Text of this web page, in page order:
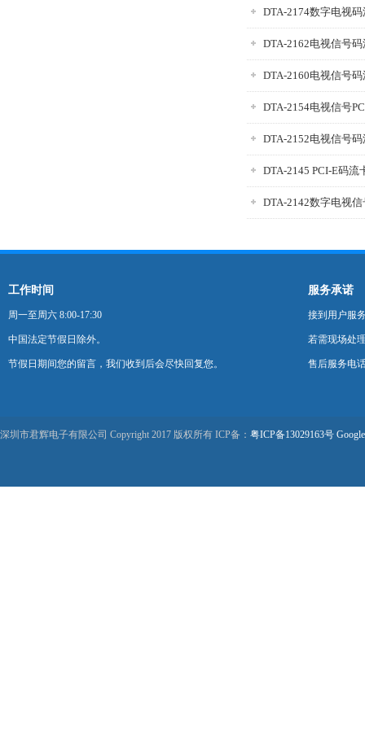
DTA-2174数字电视
DTA-2162电视信号
DTA-2160电视信号
DTA-2154电视信号
DTA-2152电视信号
DTA-2145 PCI-E码流
DTA-2142数字电视
工作时间
周一至周六 8:00-17:30
中国法定节假日除外。
节假日期间您的留言，我们收到后会尽快回复您。
服务承诺
接到用户服
若需现场处
售后服务电
深圳市君辉电子有限公司 Copyright 2017 版权所有 ICP备： 粤ICP备13029163号